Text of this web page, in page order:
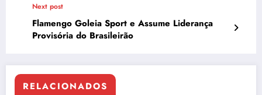
Next post
Flamengo Goleia Sport e Assume Liderança
Provisória do Brasileirão
RELACIONADOS